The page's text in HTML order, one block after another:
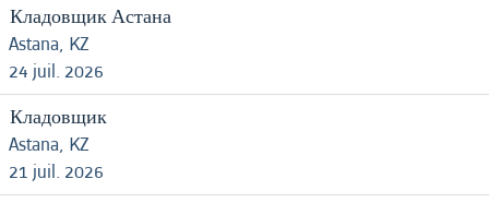
Кладовщик Астана
Astana, KZ
24 juil. 2026
Кладовщик
Astana, KZ
21 juil. 2026